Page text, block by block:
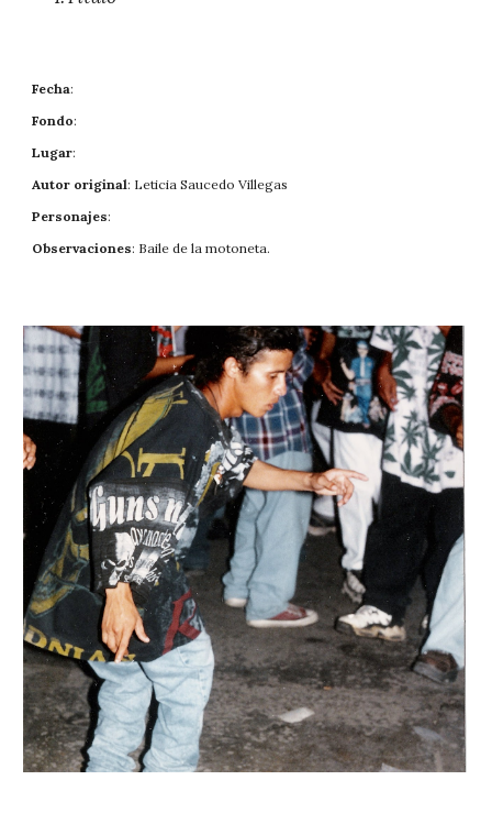
Fecha:
Fondo:
Lugar:
Autor original: Leticia Saucedo Villegas
Personajes:
Observaciones: Baile de la motoneta.